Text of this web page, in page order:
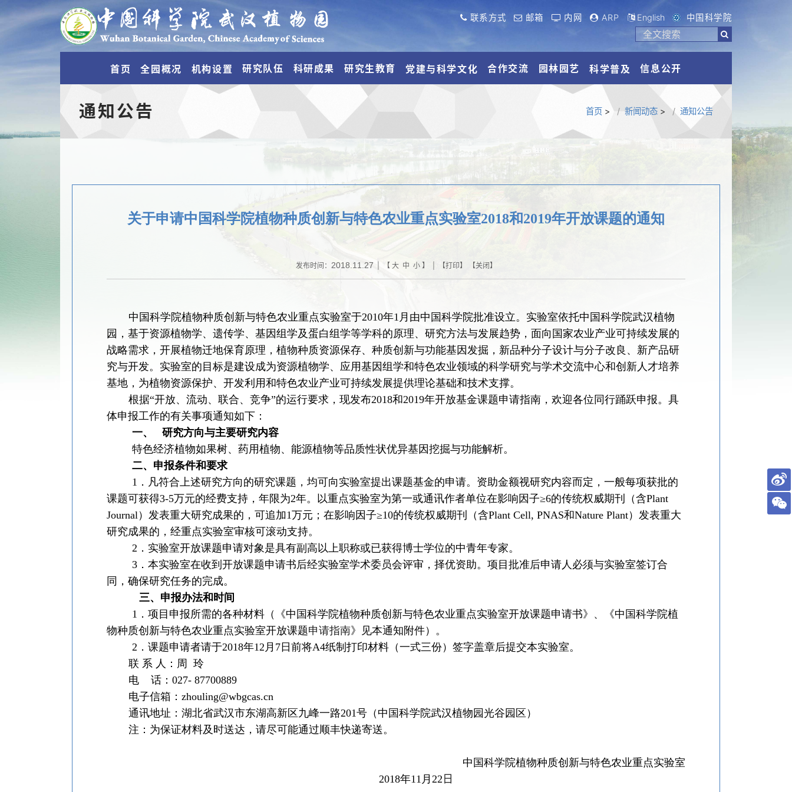
联系方式 邮箱 内网 ARP English 中国科学院
首页 全园概况 机构设置 研究队伍 科研成果 研究生教育 党建与科学文化 合作交流 园林园艺 科学普及 信息公开
通知公告 首页> 新闻动态> 通知公告
关于申请中国科学院植物种质创新与特色农业重点实验室2018和2019年开放课题的通知
发布时间： 2018.11.27 | 【 大 中 小】 | 【打印】 【关闭】
中国科学院植物种质创新与特色农业重点实验室于2010年1 月由中国科学院批准设立。实验室依托中国科学院武汉植物
园，基于资源植物学、遗传学、基因组学及蛋白组学等学科的原理、研究方法与发展趋势 ，面向国家农业产业可持续发展的
战略需求，开展植物迁地保育原理，植物种质资源保存、种质创新与功能基因发掘，新品种分子设计与分子改良、新产品研
究与开发。 实验室的目标是建设成为资源植物学、应用基因组学和特色农业领域的科学研究与学术交流中心和创新人才培养
基地，为植物资源保护、开发利用和特色农业产业可持续发展提供理论基础和技术支撑。
根据“开放、流动、联合、竞争”的运行要求，现发布2018和2019年开放基金课题申请指南，欢迎各位同行踊跃申报。具
体申报工作的有关事项通知如下：
一、
研究方向与主要研究内容
特色经济植物如果树、药用植物、能源植物等品质性状优异基因挖掘与功能解析。
二、申报条件和要求
1 ．凡符合上述研究方向的研究课题，均可向实验室提出课题基金的申请。资助金额视研究内容而定，一般每项获批的
课题可获得3-5万元的经费支持，年限为2年。 以重点实验室为第一或通讯作者单位在影响因子≥6的传统权威期刊（含Plant
Journal ）发表重大研究成果的，可追加1万元；在影响因子≥10的传统权威期刊（含Plant Cell, PNAS和Nature Plant）发表重大
研究成果的，经重点实验室审核可滚动支持。
2 ．实验室开放课题申请对象是具有副高以上职称或已获得博士学位的中青年专家。
3．本实验室在收到开放课题申请书后经实验室学术委员会评审，择优资助。项目批准后申请人必须与实验室签订合
同，确保研究任务的完成。
三、申报办法和时间
1 ．项目申报所需的各种材料（《中国科学院植物种质创新与特色农业重点实验室开放课题申请书》、《中国科学院植
物种质创新与特色农业重点实验室开放课题申请指南》见本通知附件）。
2 ．课题申请者请于2018年12 月 7日前将A4纸制打印材料（一式三份）签字盖章后提交本实验室。
联 系 人：周
玲
电
话：027- 87700889
电子信箱：zhouling@wbgcas.cn
通讯地址：湖北省武汉市东湖高新区九峰一路201号（中国科学院武汉植物园光谷园区）
注：为保证材料及时送达，请尽可能通过顺丰快递寄送。
中国科学院植物种质创新与特色农业重点实验室
2018年11 月 22 日